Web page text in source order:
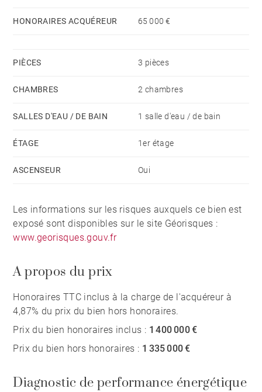
HONORAIRES ACQUÉREUR 65 000 €
PIÈCES 3 pièces
CHAMBRES 2 chambres
SALLES D'EAU / DE BAIN 1 salle d'eau / de bain
ÉTAGE 1er étage
ASCENSEUR Oui
Les informations sur les risques auxquels ce bien est
exposé sont disponibles sur le site Géorisques :
www.georisques.gouv.fr
A propos du prix
Honoraires TTC inclus à la charge de l'acquéreur à
4,87% du prix du bien hors honoraires.
Prix du bien honoraires inclus : 1 400 000 €
Prix du bien hors honoraires : 1 335 000 €
Diagnostic de performance énergétique